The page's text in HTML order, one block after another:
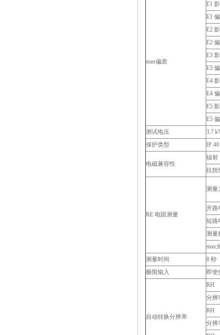
max偏差
E1
E1
E2
E2
E3
E3
E4
E4
E5
E5
测试电压
3.7
保护类型
IP
电磁兼容性
辐射
抗扰
RE 电阻测量
测量
开路
短路
测量
max
测量时间
8 秒
极限输入
即使
自动转换分辨率
RH
分辨
RH
分辨